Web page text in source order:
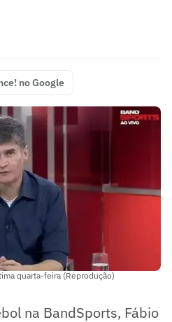
no Google
quarta-feira (Reprodução)
na BandSports, Fábio